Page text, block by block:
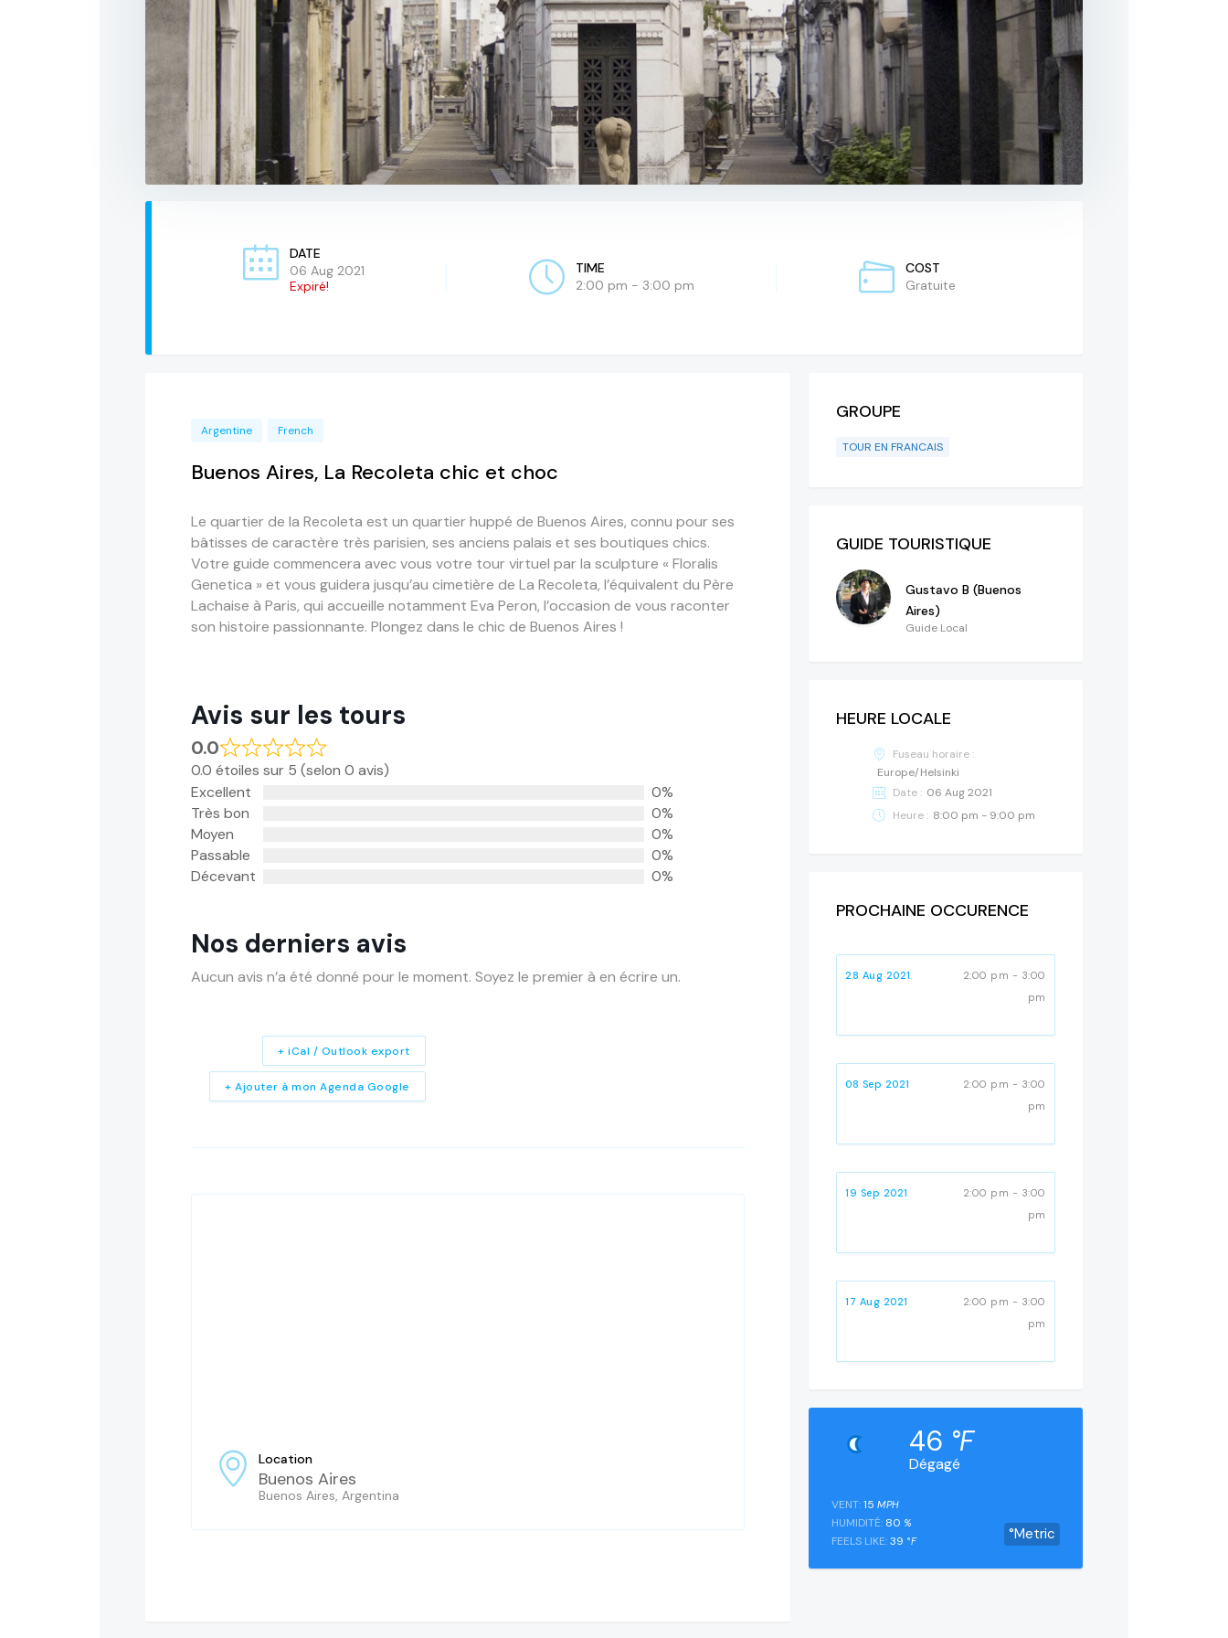
DATE
06 Aug 2021
Expiré!
TIME
2:00 pm - 3:00 pm
COST
Gratuite
Argentine French
Buenos Aires, La Recoleta chic et choc
Le quartier de la Recoleta est un quartier huppé de Buenos Aires, connu pour ses
bâtisses de caractère très parisien, ses anciens palais et ses boutiques chics.
Votre guide commencera avec vous votre tour virtuel par la sculpture « Floralis
Genetica » et vous guidera jusqu’au cimetière de La Recoleta, l’équivalent du Père
Lachaise à Paris, qui accueille notamment Eva Peron, l’occasion de vous raconter
son histoire passionnante. Plongez dans le chic de Buenos Aires !
Avis sur les tours
0.0
0.0 étoiles sur 5 (selon 0 avis)
Excellent
0%
Très bon
0%
Moyen
0%
Passable
0%
Décevant
0%
Nos derniers avis
Aucun avis n’a été donné pour le moment. Soyez le premier à en écrire un.
+ Ajouter à mon Agenda Google
+ iCal / Outlook export
Location
Buenos Aires
Buenos Aires, Argentina
GROUPE
TOUR EN FRANCAIS
GUIDE TOURISTIQUE
Gustavo B (Buenos
Aires)
Guide Local
HEURE LOCALE
Fuseau horaire :
Europe/Helsinki
Date : 06 Aug 2021
Heure : 8:00 pm - 9:00 pm
PROCHAINE OCCURENCE
17 Aug 2021
2:00 pm - 3:00
pm
28 Aug 2021
2:00 pm - 3:00
pm
08 Sep 2021
2:00 pm - 3:00
pm
19 Sep 2021
2:00 pm - 3:00
pm
Dégagé
46 °F
°Metric
VENT:15 MPH
HUMIDITÉ: 80 %
FEELS LIKE:39 °F